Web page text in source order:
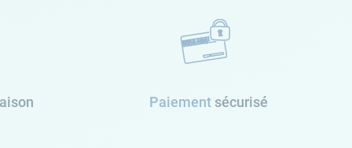
Paiement sécurisé